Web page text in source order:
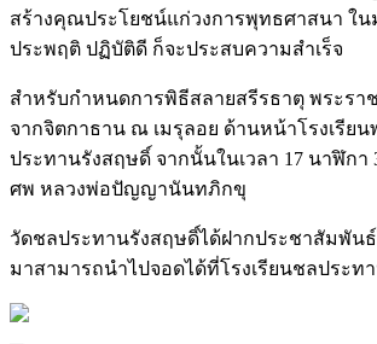
สร้างคุณประโยชน์แก่วงการพุทธศาสนา ใ
ประพฤติ ปฏิบัติดี ก็จะประสบความสำเร็จ
สำหรับกำหนดการพิธีสลายสรีรธาตุ พระร
จากจิตกาธาน ณ เมรุลอย ด้านหน้าโรงเรีย
ประทานรังสฤษดิ์ จากนั้นในเวลา 17 นาฬิก
ศพ หลวงพ่อปัญญานันทภิกขุ
วัดชลประทานรังสฤษดิ์ได้ฝากประชาสัมพัน
มาสามารถนำไปจอดได้ที่โรงเรียนชลประ